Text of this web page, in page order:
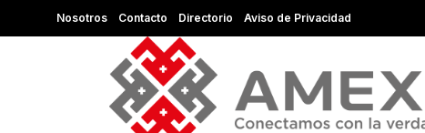
Nosotros Contacto Directorio Aviso de Privacidad